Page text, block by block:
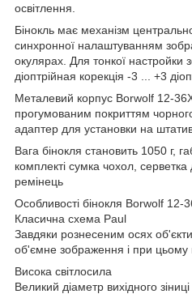
освітлення.
Бінокль має механізм
синхронної налаштуванням
окулярах. Для тонкої настройки
діоптрійная корекція -3 ... +3
Металевий корпус Borwolf 12-
прогумованим покриттям
адаптер для установки на
Вага бінокля становить 1050 г,
комплекті сумка чохол, серветка
ремінець
Особливості бінокля Borwolf 12-
Класична схема Paul
Завдяки рознесеним осях
об'ємне зображення і при цьому
Висока світлосила
Великий діаметр вихідного